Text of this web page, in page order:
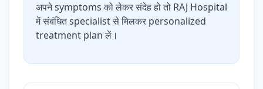
अपने symptoms को लेकर संदेह हो तो RAJ Hospital
में संबंधित specialist से मिलकर personalized
treatment plan लें।